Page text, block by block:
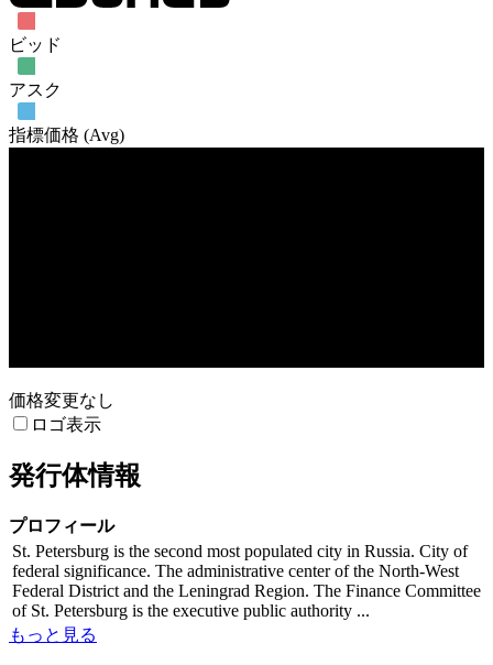
ビッド
アスク
指標価格 (Avg)
価格変更なし
ロゴ表示
発行体情報
プロフィール
St. Petersburg is the second most populated city in Russia. City of
federal significance. The administrative center of the North-West
Federal District and the Leningrad Region. The Finance Committee
of St. Petersburg is the executive public authority ...
もっと見る